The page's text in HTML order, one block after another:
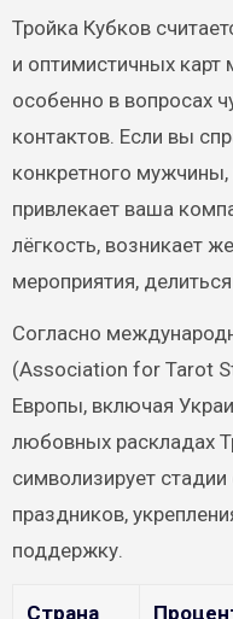
Тройка Кубков
и оптимистичных
особенно в вопросах
контактов. Если вы
конкретного мужчины,
привлекает ваша
лёгкость, возникает
мероприятия,
Согласно
(Association for Tarot
Европы, включая
любовных раскладах
символизирует
праздников,
поддержку.
Страна